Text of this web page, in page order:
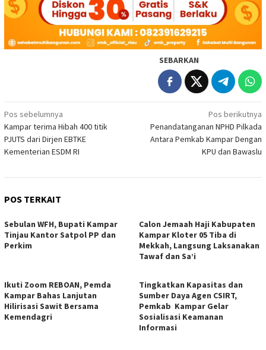
SEBARKAN
Navigasi
pos
Pos sebelumnya
Kampar terima Hibah 400 titik
PJUTS dari Dirjen EBTKE
Kementerian ESDM RI
Pos berikutnya
Penandatanganan NPHD Pilkada
Antara Pemkab Kampar Dengan
KPU dan Bawaslu
POS TERKAIT
Sebulan WFH, Bupati Kampar
Tinjau Kantor Satpol PP dan
Perkim
Calon Jemaah Haji Kabupaten
Kampar Kloter 05 Tiba di
Mekkah, Langsung Laksanakan
Tawaf dan Sa’i
Ikuti Zoom REBOAN, Pemda
Kampar Bahas Lanjutan
Hilirisasi Sawit Bersama
Kemendagri
Tingkatkan Kapasitas dan
Sumber Daya Agen CSIRT,
Pemkab Kampar Gelar
Sosialisasi Keamanan
Informasi